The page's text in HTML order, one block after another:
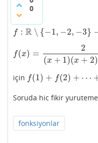
0
f : R ∖ {−1, −2, −3}
f:R∖{− 1 −2,−3} →R
f(x) =
2
(x + 1)(x + 2)
f x)=2(x+1)(x+2)(x+
için f(1) + f(2) + ⋯
f(1)+f 2) ⋯+f( 10
Soruda hic fikir
fonksiyonlar